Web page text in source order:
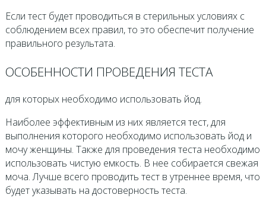
Если тест будет проводиться в стерильных условиях с
соблюдением всех правил, то это обеспечит получение
правильного результата.
ОСОБЕННОСТИ ПРОВЕДЕНИЯ ТЕСТА
для которых необходимо использовать йод.
Наиболее эффективным из них является тест, для
выполнения которого необходимо использовать йод и
мочу женщины. Также для проведения теста необходимо
использовать чистую емкость. В нее собирается свежая
моча. Лучше всего проводить тест в утреннее время, что
будет указывать на достоверность теста.